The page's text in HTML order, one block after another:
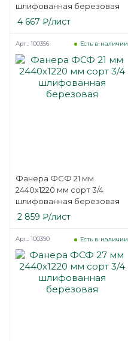
шлифованная березовая
4 667 ₽/лист
Фанера ФСФ 21 мм
2440х1220 мм сорт 3/4
шлифованная березовая
Есть в наличии
Арт.: 100356
2 859 ₽/лист
Есть в наличии
Арт.: 100390